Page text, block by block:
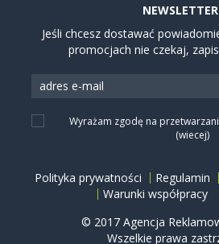
NEWSLETTER
Jeśli chcesz dostawać
promocjach nie czekaj,
Wyrażam zgodę na
(wiecej)
Polityka prywatności Regulamin
Warunki współpracy
© 2017 Agencja
Wszelkie prawa